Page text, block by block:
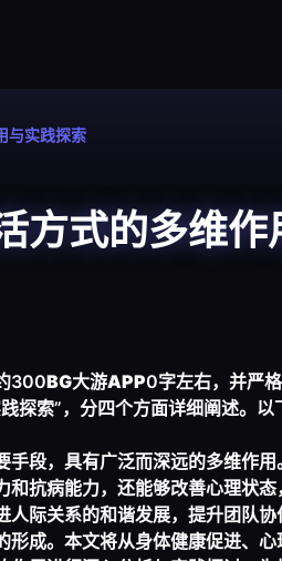
与实践探索
方式的多维
300BG大游APP0字左右，并严
探索”，分四个方面详细阐述。以
段，具有广泛而深远的多维作
抗病能力，还能够改善心理状
际关系的和谐发展，提升团队
成。本文将从身体健康促进、